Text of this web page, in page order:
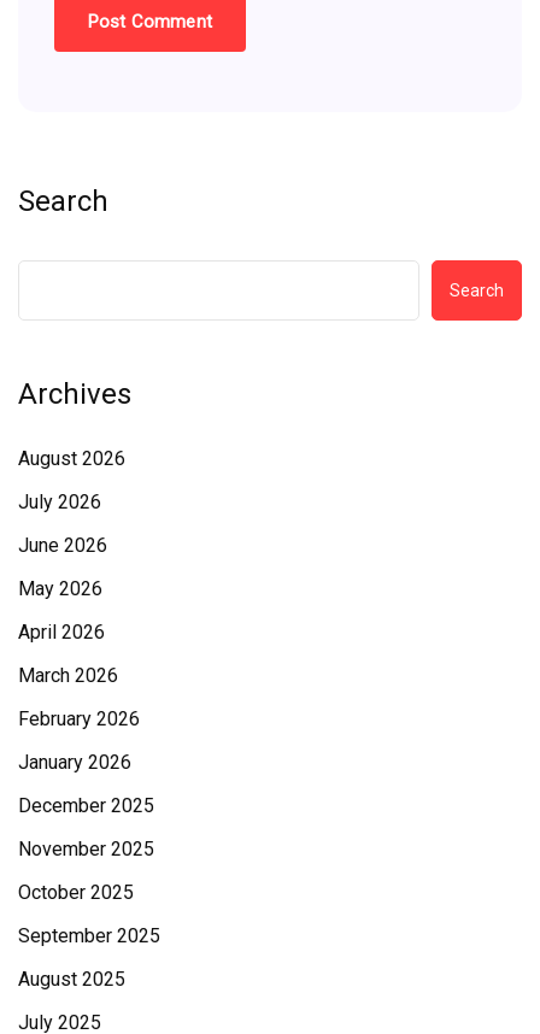
Search
Search
Archives
August 2026
July 2026
June 2026
May 2026
April 2026
March 2026
February 2026
January 2026
December 2025
November 2025
October 2025
September 2025
August 2025
July 2025